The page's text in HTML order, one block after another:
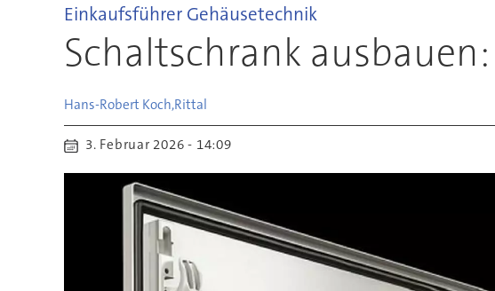
Einkaufsführer Gehäusetechnik
Schaltschrank
Hans-Robert Koch,Rittal
3. Februar 2026 - 14:09